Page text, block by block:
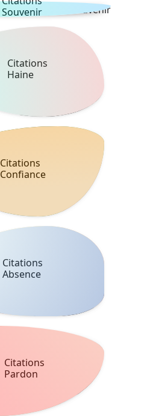
Souvenir
Citations
Haine
Citations
Confiance
Citations
Absence
Citations
Pardon